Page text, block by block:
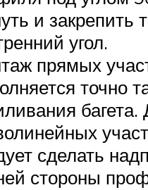
и закрепить
угол.
прямых
точно
багета.
сделать
стороны